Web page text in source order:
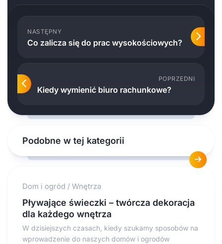
NASTĘPNY
Co zalicza się do prac wysokościowych?
POPRZEDNI
Kiedy wymienić biuro rachunkowe?
Podobne w tej kategorii
Dom i ogród / Wnętrza
Pływające świeczki – twórcza dekoracja
dla każdego wnętrza
W dzisiejszych czasach, kiedy szukamy sposobów na
wprowadzenie do naszych domów i ogrodów